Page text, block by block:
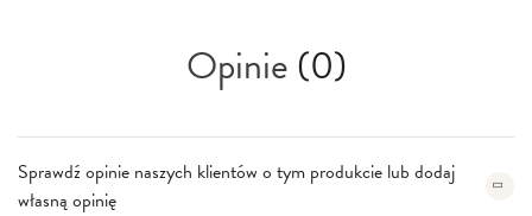
Opinie(0)
Sprawdź opinie naszych klientów o tym produkcie lub dodaj
własną opinię